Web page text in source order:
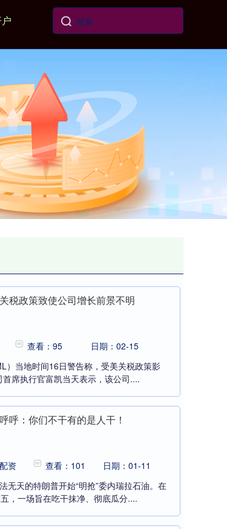
税政策致使公司增长前景不明
查看：95
日期：02-15
）当地时间16日警告称，受美关税政策影
席执行官富凯当天表示，该公司....
呼：你们不干有的是人干！
资 查看：101
日期：01-11
无天的特朗普开始“明抢”委内瑞拉石油。在
，一场旨在吃干抹净、彻底瓜分....